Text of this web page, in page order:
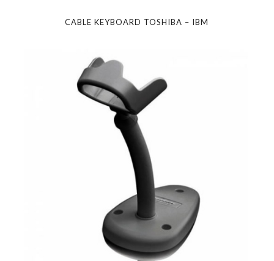
CABLE KEYBOARD TOSHIBA – IBM